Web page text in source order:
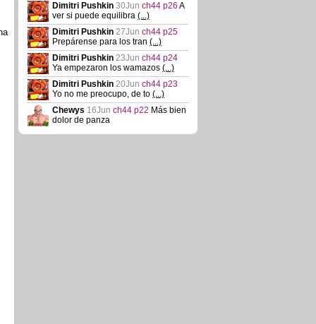
Dimitri Pushkin 30Jun ch44 p26 A
ver si puede equilibra (...)
Dimitri Pushkin 27Jun ch44 p25
Prepárense para los tran (...)
Dimitri Pushkin 23Jun ch44 p24
Ya empezaron los wamazos (...)
Dimitri Pushkin 20Jun ch44 p23
Yo no me preocupo, de to (...)
Chewys 16Jun ch44 p22 Más bien
dolor de panza